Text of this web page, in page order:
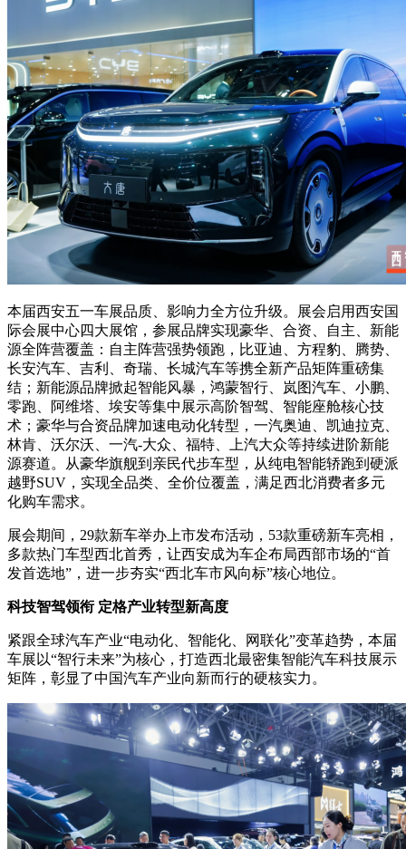
本届西安五一车展品质、影响力全方位升级。展会启用西安国
际会展中心四大展馆，参展品牌实现豪华、合资、自主、新能
源全阵营覆盖：自主阵营强势领跑，比亚迪、方程豹、腾势、
长安汽车、吉利、奇瑞、长城汽车等携全新产品矩阵重磅集
结；新能源品牌掀起智能风暴，鸿蒙智行、岚图汽车、小鹏、
零跑、阿维塔、埃安等集中展示高阶智驾、智能座舱核心技
术；豪华与合资品牌加速电动化转型，一汽奥迪、凯迪拉克、
林肯、沃尔沃、一汽-大众、福特、上汽大众等持续进阶新能
源赛道。从豪华旗舰到亲民代步车型，从纯电智能轿跑到硬派
越野SUV，实现全品类、全价位覆盖，满足西北消费者多元
化购车需求。
展会期间，29款新车举办上市发布活动，53款重磅新车亮相，
多款热门车型西北首秀，让西安成为车企布局西部市场的“首
发首选地”，进一步夯实“西北车市风向标”核心地位。
科技智驾领衔 定格产业转型新高度
紧跟全球汽车产业“电动化、智能化、网联化”变革趋势，本届
车展以“智行未来”为核心，打造西北最密集智能汽车科技展示
矩阵，彰显了中国汽车产业向新而行的硬核实力。